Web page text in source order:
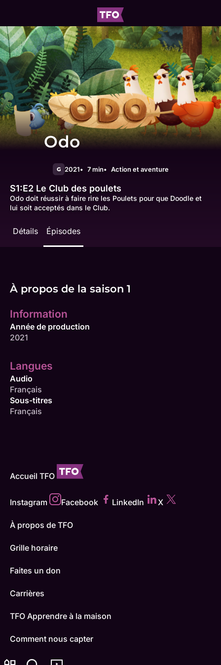
Odo
G 2021 7 min Action et aventure
S1:E2 Le Club des poulets
Odo doit réussir à faire rire les Poulets pour que Doodle et
lui soit acceptés dans le Club.
Détails Épisodes
À propos de la saison 1
Information
Année de production
2021
Langues
Audio
Français
Sous-titres
Français
Accueil TFO
Instagram Facebook LinkedIn X
À propos de TFO
Grille horaire
Faites un don
Carrières
TFO Apprendre à la maison
Comment nous capter
Contactez-nous